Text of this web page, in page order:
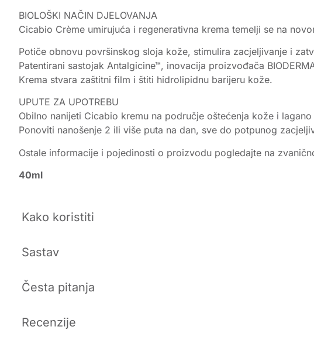
BIOLOŠKI NAČIN DJELOVANJA
Cicabio Crème umirujuća i regenerativna krema temelji se na
Potiče obnovu površinskog sloja kože, stimulira zacjeljivanje i
Patentirani sastojak Antalgicine™, inovacija proizvođača
Krema stvara zaštitni film i štiti hidrolipidnu barijeru kože.
UPUTE ZA UPOTREBU
Obilno nanijeti Cicabio kremu na područje oštećenja kože i
Ponoviti nanošenje 2 ili više puta na dan, sve do potpunog
Ostale informacije i pojedinosti o proizvodu pogledajte na
40ml
Kako koristiti
Sastav
Česta pitanja
Recenzije